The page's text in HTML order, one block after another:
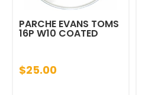
PARCHE EVANS TOMS
16P W10 COATED
$25.00